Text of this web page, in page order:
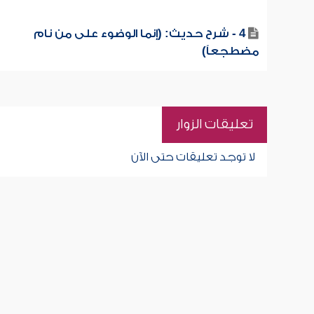
4 - شرح حديث: (إنما الوضوء على من نام
مضطجعاً)
تعليقات الزوار
لا توجد تعليقات حتى الآن